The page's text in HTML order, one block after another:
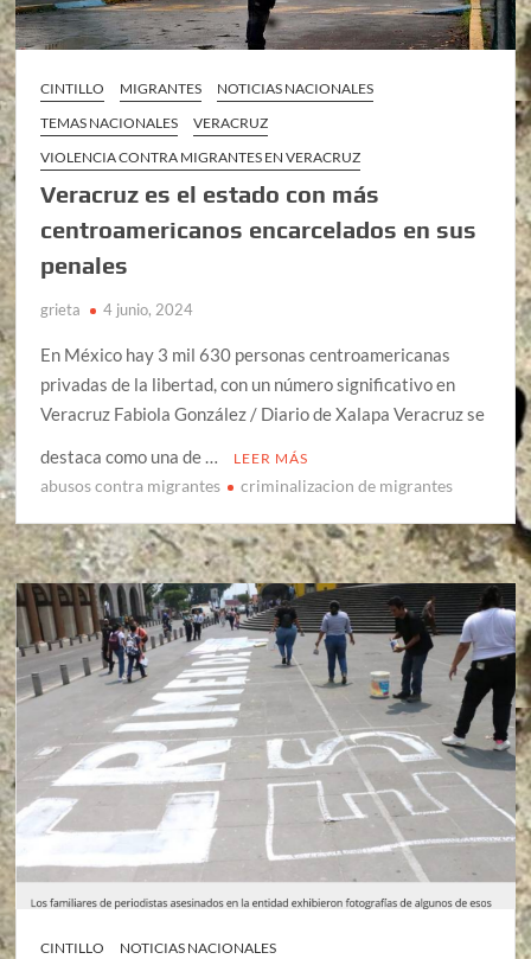
CINTILLO MIGRANTES
NOTICIAS NACIONALES
TEMAS NACIONALES
VERACRUZ
VIOLENCIA CONTRA MIGRANTES EN VERACRUZ
Veracruz es el estado con más
centroamericanos encarcelados en sus
penales
grieta 4 junio, 2024
En México hay 3 mil 630 personas centroamericanas
privadas de la libertad, con un número significativo en
Veracruz Fabiola González / Diario de Xalapa Veracruz se
destaca como una de …
LEER MÁS
abusos contra migrantes criminalizacion de migrantes
CINTILLO
NOTICIAS NACIONALES